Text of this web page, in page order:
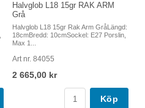
Halvglob L18 15gr RAK ARM
Grå
Halvglob L18 15gr Rak Arm GråLängd:
18cmBredd: 10cmSockel: E27 Porslin,
Max 1...
Art nr. 84055
2 665,00 kr
Köp